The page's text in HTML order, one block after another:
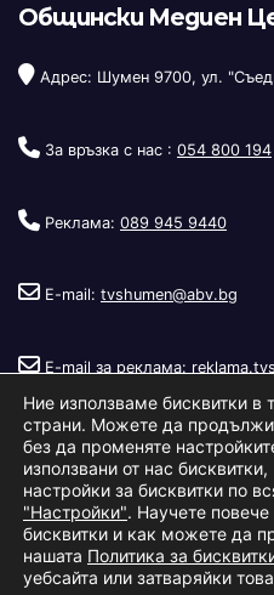
Общински Медиен
Адрес: Шумен 9700, ул.
За връзка с нас : 054 800 194
Реклама: 089 945 9440
E-mail: tvshumen@abv.bg
E-mail за реклама:
Copyright © 2026Телевизия
Ние използваме бисквитки в
страни. Можете да
без да променяте
използвани от нас
настройки за бисквитки по
"Настройки". Научете повече
бисквитки и как можете да
нашата Политика за
уебсайта или затваряйки